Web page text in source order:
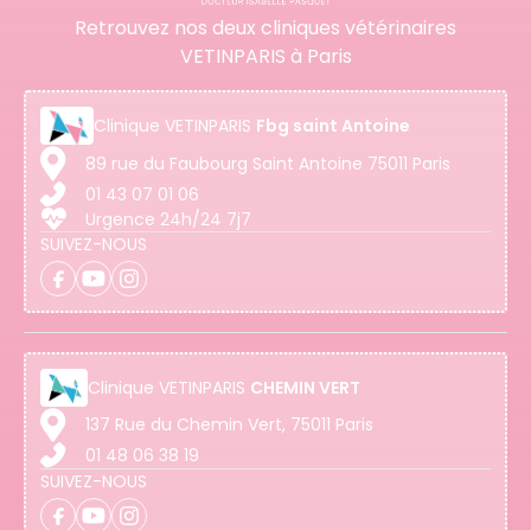
Retrouvez nos deux cliniques vétérinaires
VETINPARIS à Paris
Clinique VETINPARIS Fbg saint Antoine
89 rue du Faubourg Saint Antoine 75011 Paris
01 43 07 01 06
Urgence 24h/24 7j7
SUIVEZ-NOUS
Clinique VETINPARIS CHEMIN VERT
137 Rue du Chemin Vert, 75011 Paris
01 48 06 38 19
SUIVEZ-NOUS